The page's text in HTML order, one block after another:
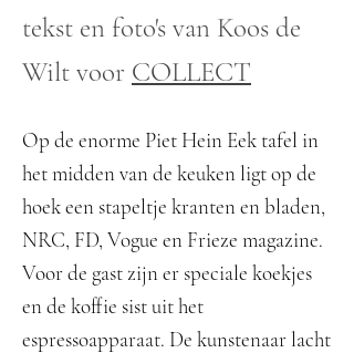
tekst en foto's van Koos de
Wilt voor COLLECT
Op de enorme Piet Hein Eek tafel in
het midden van de keuken ligt op de
hoek een stapeltje kranten en bladen,
NRC, FD, Vogue en Frieze magazine.
Voor de gast zijn er speciale koekjes
en de koffie sist uit het
espressoapparaat. De kunstenaar lacht